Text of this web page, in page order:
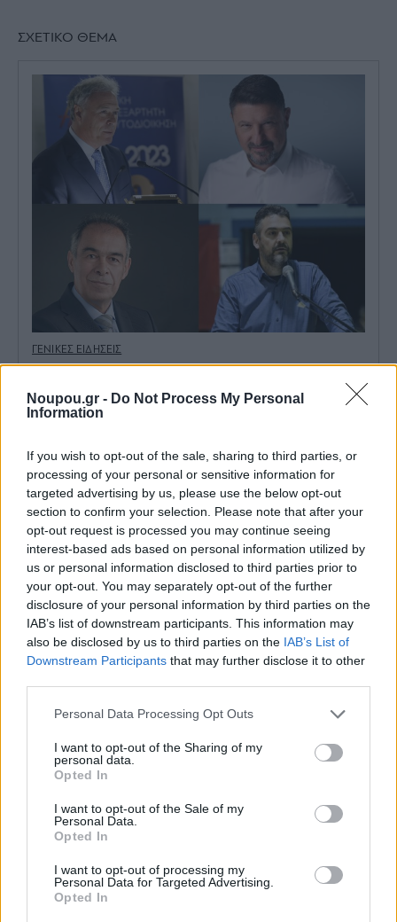
Noupou.gr - Do Not Process My Personal
Information
If you wish to opt-out of the sale, sharing to third parties, or
processing of your personal or sensitive information for
targeted advertising by us, please use the below opt-out
section to confirm your selection. Please note that after your
opt-out request is processed you may continue seeing
interest-based ads based on personal information utilized by
us or personal information disclosed to third parties prior to
your opt-out. You may separately opt-out of the further
disclosure of your personal information by third parties on the
IAB’s list of downstream participants. This information may
also be disclosed by us to third parties on the IAB’s List of
Downstream Participants that may further disclose it to other
Please note that this website/app uses one or more Google
not limited to your visit or usage behaviour. You may click to
grant or deny consent to Google and its third-party tags to
use your data for below specified purposes in below Google
consent section.
Personal Data Processing Opt Outs
I want to opt-out of the Sharing of my
personal data.
Opted In
I want to opt-out of the Sale of my
Personal Data.
Opted In
I want to opt-out of processing my
Personal Data for Targeted Advertising.
Opted In
ΣΧΕΤΙΚΟ ΘΕΜΑ
ΓΕΝΙΚΕΣ ΕΙΔΗΣΕΙΣ
στηρίζουν τα μεγάλα κόμματα
Share this
Tags αυτοδιοικητικές εκλογές 2023 Περιφέρεια
Αττικής υποψήφιοι Νότιος Τομέας Αυτοδιοικητικές Εκλογές
2023 - Πρακτικός Οδηγός
Ξέρεις να διαβάζεις την ετικέτα
ενός κρασιού;